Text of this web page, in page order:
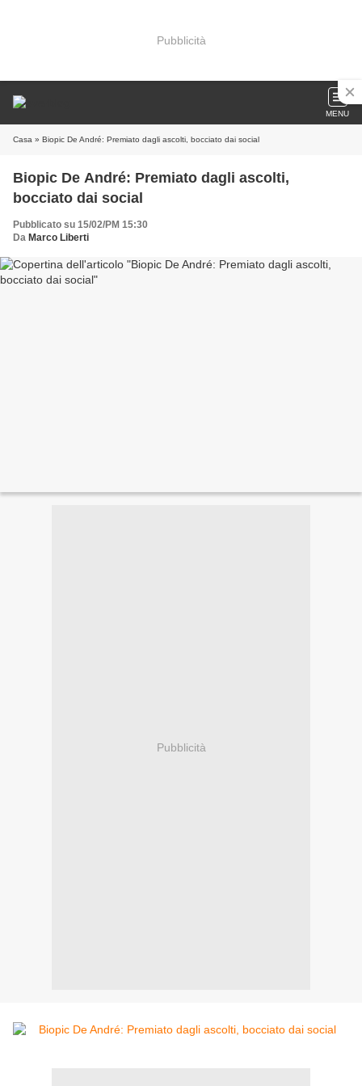
Pubblicità
MENU
Casa » Biopic De André: Premiato dagli ascolti, bocciato dai social
Biopic De André: Premiato dagli ascolti,
bocciato dai social
Pubblicato su 15/02/PM 15:30
Da Marco Liberti
Pubblicità